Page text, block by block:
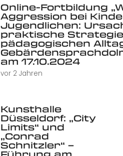
Online-Fortbildung
Aggression bei
Jugendlichen:
praktische
pädagogischen
am 17.10.2024
vor 2 Jahren
Kunsthalle
Düsseldorf: „City
Limits“ und
„Conrad
Schnitzler“ –